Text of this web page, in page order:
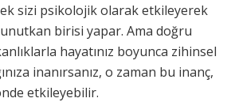
sizi psikolojik olarak etkileyerek
birisi yapar. Ama doğru
hayatınız boyunca zihinsel
inanırsanız, o zaman bu inanç,
etkileyebilir.